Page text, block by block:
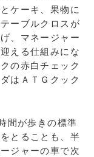
ケーキ、果物に
ーブルクロスが
、マネージャー
える仕組みにな
の赤白チェック
はＡＴＧクック
間が歩きの標準
とることも、半
ジャーの車で次